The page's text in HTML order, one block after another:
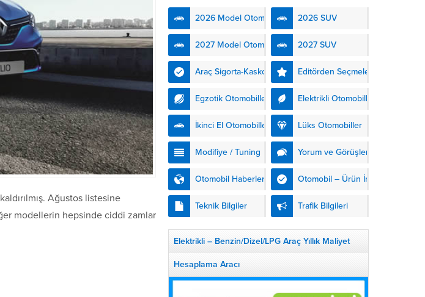
Ağustos listesine
modellerin hepsinde ciddi zamlar
hibrit teknolojisindeki
uzmanlığını...
isteyen 2027 DS No7,
kendinden şarjlı hibrit
teknolojisiyle buluşturuyor.
DS Automobiles’in yeni...
2026 Model Otomobiller 2026 SUV
2027 Model Otomobiller 2027 SUV
Araç Sigorta-Kasko Editörden Seçmeler
Egzotik Otomobiller Elektrikli Otomobiller
İkinci El Otomobiller Lüks Otomobiller
Modifiye / Tuning Yorum ve Görüşler
Otomobil Haberleri Otomobil – Ürün İnceleme
Teknik Bilgiler Trafik Bilgileri
Elektrikli – Benzin/Dizel/LPG Araç Yıllık Maliyet
Hesaplama Aracı